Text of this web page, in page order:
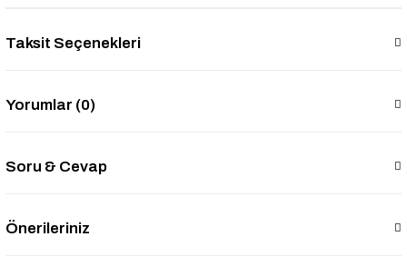
Taksit Seçenekleri
Yorumlar (0)
Soru & Cevap
Önerileriniz